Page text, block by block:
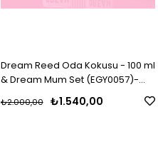
Dream Reed Oda Kokusu - 100 ml
& Dream Mum Set (EGY0057)-
₺1.540,00
₺2.000,00